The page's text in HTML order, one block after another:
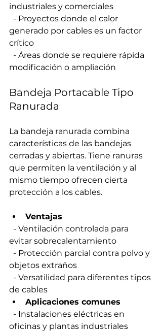
industriales y comerciales
generado por cables es un factor
crítico
modificación o ampliación
Bandeja Portacable Tipo
Ranurada
La bandeja ranurada combina
características de las bandejas
cerradas y abiertas. Tiene ranuras
que permiten la ventilación y al
mismo tiempo ofrecen cierta
protección a los cables.
Ventajas
evitar sobrecalentamiento
objetos extraños
de cables
Aplicaciones comunes
oficinas y plantas industriales